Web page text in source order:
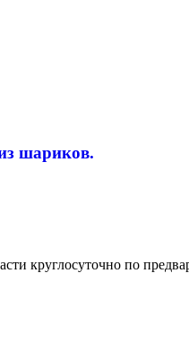
шариков.
круглосуточно по